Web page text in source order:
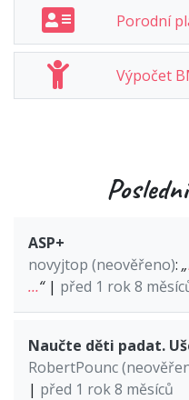
Porodní
Výpočet
ASP+
novyjtop (neověřeno): „
…“| před 1 rok 8
Naučte děti padat.
RobertPounc
| před 1 rok 8 měsíců